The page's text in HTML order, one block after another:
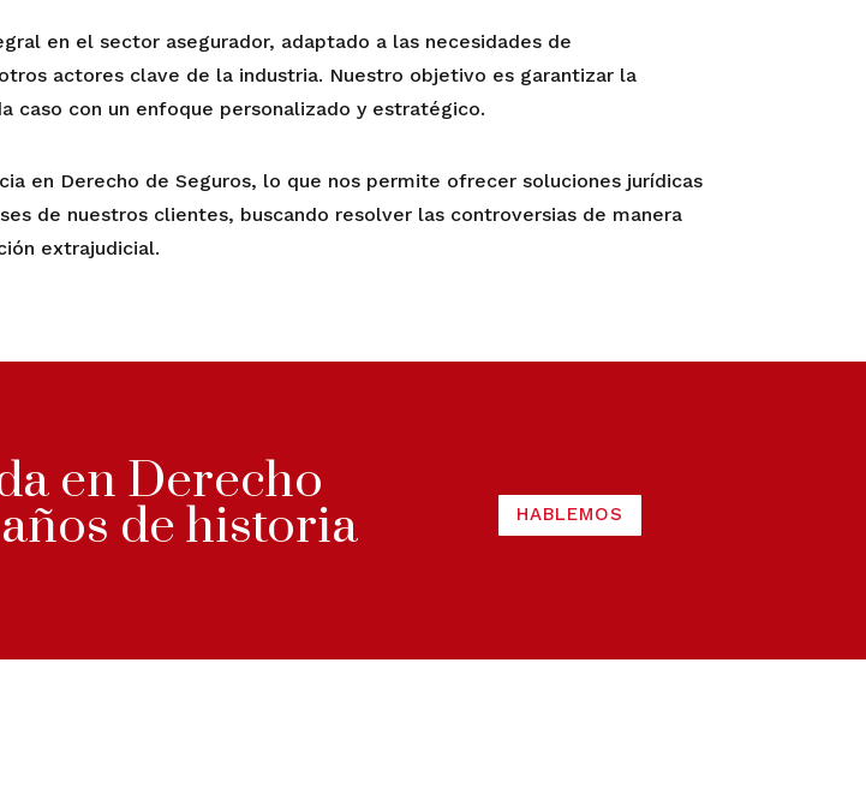
en el sector asegurador, adaptado a las necesidades de
actores clave de la industria. Nuestro objetivo es garantizar la
caso con un enfoque personalizado y estratégico.
en Derecho de Seguros, lo que nos permite ofrecer soluciones jurídicas
de nuestros clientes, buscando resolver las controversias de manera
extrajudicial.
en Derecho
de historia HABLEMOS